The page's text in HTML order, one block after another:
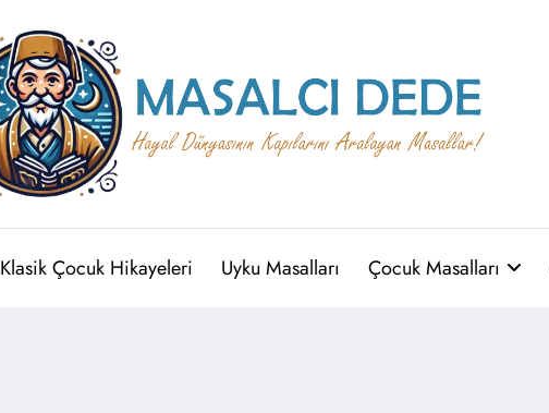
Klasik Çocuk Hikayeleri Uyku Masalları Çocuk Masalları